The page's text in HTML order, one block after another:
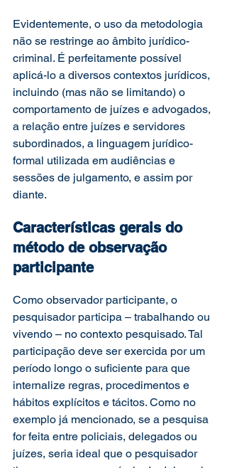
Evidentemente, o uso da metodologia
não se restringe ao âmbito jurídico-
criminal. É perfeitamente possível
aplicá-lo a diversos contextos jurídicos,
incluindo (mas não se limitando) o
comportamento de juízes e advogados,
a relação entre juízes e servidores
subordinados, a linguagem jurídico-
formal utilizada em audiências e
sessões de julgamento, e assim por
diante.
Características gerais do
método de observação
participante
Como observador participante, o
pesquisador participa – trabalhando ou
vivendo – no contexto pesquisado. Tal
participação deve ser exercida por um
período longo o suficiente para que
internalize regras, procedimentos e
hábitos explícitos e tácitos. Como no
exemplo já mencionado, se a pesquisa
for feita entre policiais, delegados ou
juízes, seria ideal que o pesquisador